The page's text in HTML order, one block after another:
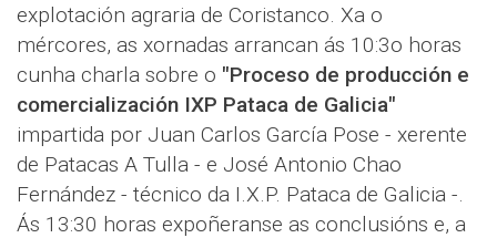
explotación agraria de Coristanco. Xa o
mércores, as xornadas arrancan ás 10:3o horas
cunha charla sobre o "Proceso de producción e
comercialización IXP Pataca de Galicia"
impartida por Juan Carlos García Pose - xerente
de Patacas A Tulla - e José Antonio Chao
Fernández - técnico da I.X.P. Pataca de Galicia -.
Ás 13:30 horas expoñeranse as conclusións e, a